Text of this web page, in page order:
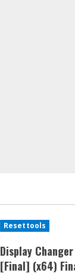
Resettools
Display
[Final] (x64)